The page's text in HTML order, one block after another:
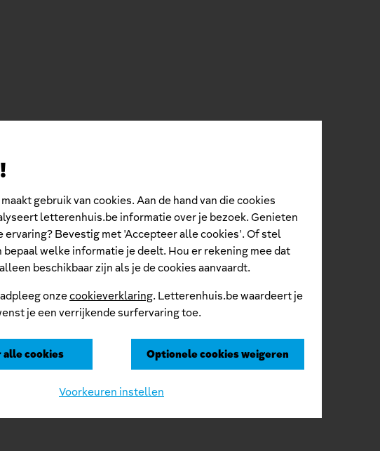
gebruik van cookies. Aan de hand van die cookies
letterenhuis.be informatie over je bezoek. Genieten
ervaring? Bevestig met 'Accepteer alle cookies'. Of stel
bepaal welke informatie je deelt. Hou er rekening mee dat
beschikbaar zijn als je de cookies aanvaardt.
onzecookieverklaring. Letterenhuis.be waardeert je
je een verrijkende surfervaring toe.
cookies Optionele cookies weigeren
Voorkeuren instellen